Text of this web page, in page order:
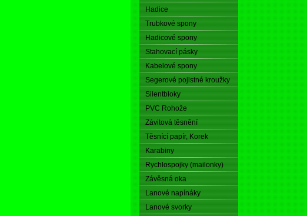
Hadice
Trubkové spony
Hadicové spony
Stahovací pásky
Kabelové spony
Segerové pojistné kroužky
Silentbloky
PVC Rohože
Závitová těsnění
Těsnící papír, Korek
Karabiny
Rychlospojky (mailonky)
Závěsná oka
Lanové napínáky
Lanové svorky